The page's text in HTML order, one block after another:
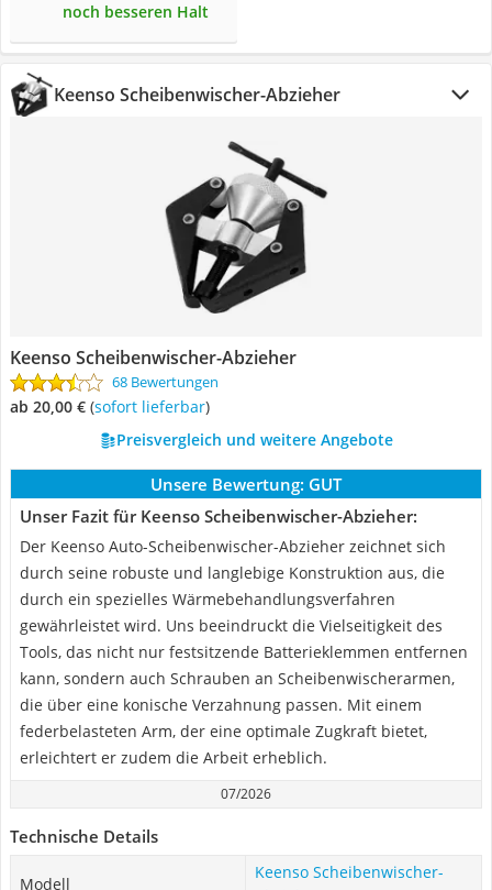
noch besseren Halt
Keenso Scheibenwischer-Abzieher
Keenso Scheibenwischer-Abzieher
68 Bewertungen
ab 20,00 € ( Sofort lieferbar)
Preisvergleich und weitere Angebote
Unsere Bewertung: GUT
Unser Fazit für Keenso Scheibenwischer-Abzieher:
Der Keenso Auto-Scheibenwischer-Abzieher zeichnet sich
durch seine robuste und langlebige Konstruktion aus, die
durch ein spezielles Wärmebehandlungsverfahren
gewährleistet wird. Uns beeindruckt die Vielseitigkeit des
Tools, das nicht nur festsitzende Batterieklemmen entfernen
kann, sondern auch Schrauben an Scheibenwischerarmen,
die über eine konische Verzahnung passen. Mit einem
federbelasteten Arm, der eine optimale Zugkraft bietet,
erleichtert er zudem die Arbeit erheblich.
07/2026
Technische Details
Modell
Keenso Scheibenwischer-